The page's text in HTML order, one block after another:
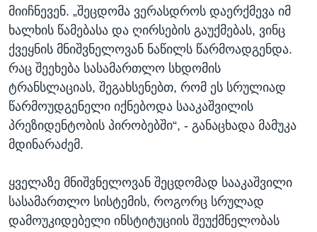
მიიჩნევენ. „შეცდომა ვერასდროს დაერქმევა იმ
ხალხის წამებასა და ღირსების გაუქმებას, ვინც
ქვეყნის მნიშვნელოვან ნაწილს წარმოადგენდა.
რაც შეეხება სასამართლო სხდომის
ტრანსლაციას, შეგახსენებთ, რომ ეს სრულიად
წარმოუდგენელი იქნებოდა სააკაშვილის
პრეზიდენტობის პირობებში“, - განაცხადა მამუკა
მდინარაძემ.
ყველაზე მნიშვნელოვან შეცდომად სააკაშვილი
სასამართლო სისტემის, როგორც სრულად
დამოუკიდებელი ინსტიტუციის შეუქმნელობას